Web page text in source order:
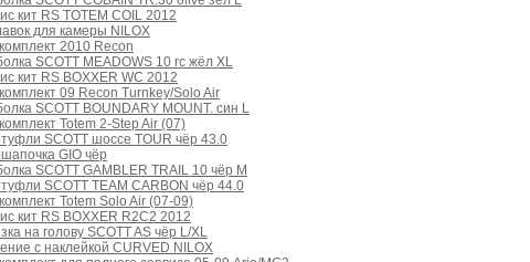
кит RS TOTEM COIL 2012
для камеры NILOX
2010 Recon
SCOTT MEADOWS 10 rc жёл XL
кит RS BOXXER WC 2012
09 Recon Turnkey/Solo Air
SCOTT BOUNDARY MOUNT. син L
Totem 2-Step Air (07)
SCOTT шоссе TOUR чёр 43.0
GIO чёр
SCOTT GAMBLER TRAIL 10 чёр M
SCOTT TEAM CARBON чёр 44.0
Totem Solo Air (07-09)
кит RS BOXXER R2C2 2012
на голову SCOTT AS чёр L/XL
с наклейкой CURVED NILOX